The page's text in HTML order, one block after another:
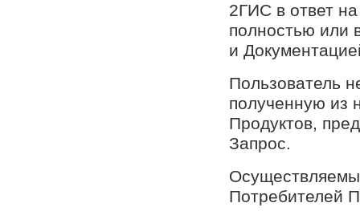
2ГИС в ответ
полностью или
и
Пользователь
полученную из
Продуктов,
Запрос.
Потребителей